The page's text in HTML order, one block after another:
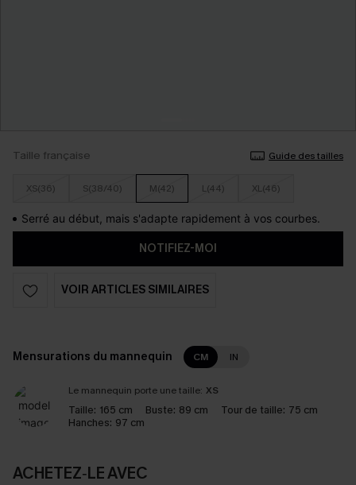
Taille française Guide des tailles
XS(36) S(38/40) M(42) L(44) XL(46)
Serré au début, mais s'adapte rapidement à vos courbes.
NOTIFIEZ-MOI
VOIR ARTICLES SIMILAIRES
Mensurations du mannequin CM IN
Le mannequin porte une taille: XS
Taille: 165 cm Buste: 89 cm Tour de taille: 75 cm
Hanches: 97 cm
ACHETEZ‑LE AVEC